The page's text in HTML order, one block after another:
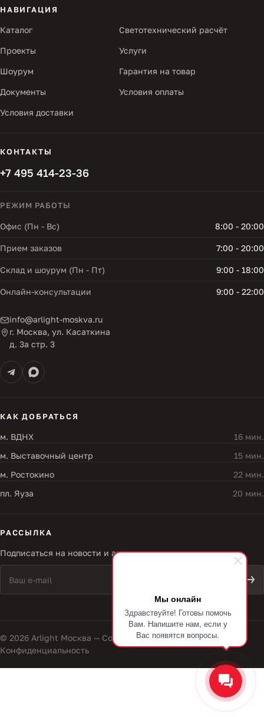
Мы онлайн
Здравствуйте! Готовы помочь
Вам. Напишите нам, если у
Вас появятся вопросы.
НАВИГАЦИЯ
Каталог Светотехнический расчёт
Проекты Услуги
Шоурум Гарантия на товар
Документы Условия оплаты
Условия доставки
КОНТАКТЫ
+7 495 414-23-36
РЕЖИМ РАБОТЫ
Офис (Пн - Вс) 8:00 - 20:00
Прием заказов 7:00 - 20:00
Склад и шоурум (Пн - Пт) 9:00 - 18:00
Онлайн-консультации 9:00 - 22:00
info@arlight-moskva.ru
г. Москва, ул. Касаткина
д. 3а стр. 3
КАК ДОБРАТЬСЯ
м. ВДНХ
16 мин.
м. Выставочный центр
15 мин.
м. Ростокино
22 мин.
пл. Яуза
20 мин.
РАССЫЛКА
Подписаться на новости и акции
© 2026 Arlight Москва — Совершенство света
Конфиденциальность